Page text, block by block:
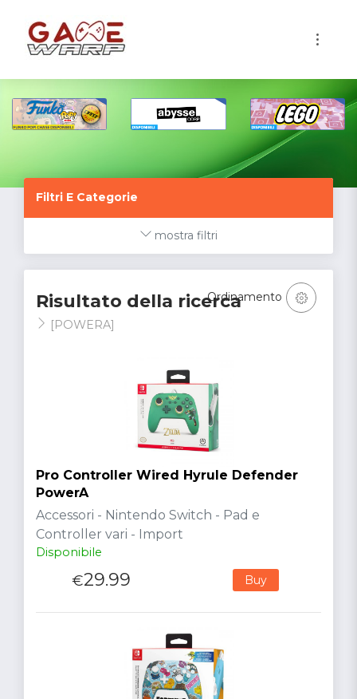
Filtri E Categorie
mostra filtri
Risultato della ricerca
[POWERA]
Ordinamento
Pro Controller Wired Hyrule Defender
PowerA
Accessori - Nintendo Switch - Pad e
Controller vari - Import
Disponibile
€29.99 Buy